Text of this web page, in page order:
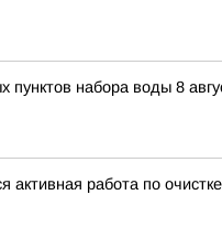
набора воды 8
активная работа по